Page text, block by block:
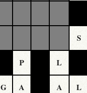
S
P L
G A A L